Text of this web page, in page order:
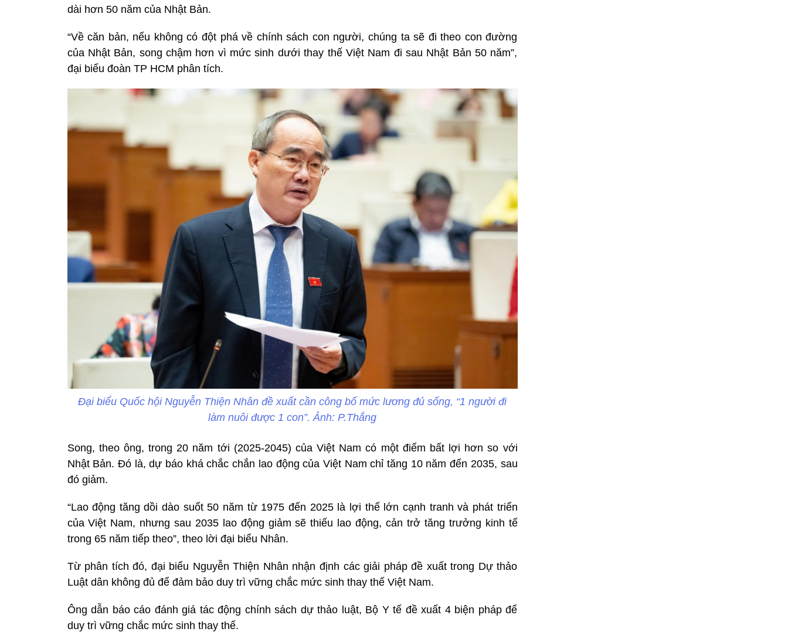
dài hơn 50 năm của Nhật Bản.
“Về căn bản, nếu không có đột phá về chính sách con người, chúng ta sẽ đi theo con đường
của Nhật Bản, song chậm hơn vì mức sinh dưới thay thế Việt Nam đi sau Nhật Bản 50 năm”,
đại biểu đoàn TP HCM phân tích.
Đại biểu Quốc hội Nguyễn Thiện Nhân đề xuất cần công bố mức lương đủ sống, “1 người đi
làm nuôi được 1 con”. Ảnh: P.Thắng
Song, theo ông, trong 20 năm tới (2025-2045) của Việt Nam có một điểm bất lợi hơn so với
Nhật Bản. Đó là, dự báo khá chắc chắn lao động của Việt Nam chỉ tăng 10 năm đến 2035, sau
đó giảm.
“Lao động tăng dồi dào suốt 50 năm từ 1975 đến 2025 là lợi thế lớn cạnh tranh và phát triển
của Việt Nam, nhưng sau 2035 lao động giảm sẽ thiếu lao động, cản trở tăng trưởng kinh tế
trong 65 năm tiếp theo”, theo lời đại biểu Nhân.
Từ phân tích đó, đại biểu Nguyễn Thiện Nhân nhận định các giải pháp đề xuất trong Dự thảo
Luật dân không đủ để đảm bảo duy trì vững chắc mức sinh thay thế Việt Nam.
Ông dẫn báo cáo đánh giá tác động chính sách dự thảo luật, Bộ Y tế đề xuất 4 biện pháp để
duy trì vững chắc mức sinh thay thế.